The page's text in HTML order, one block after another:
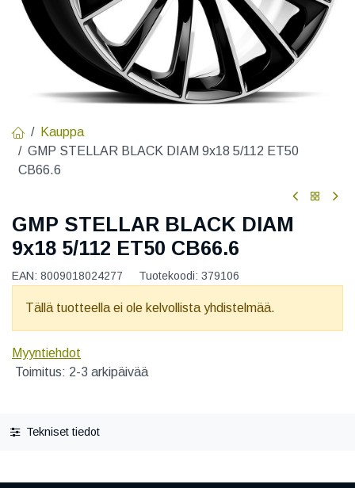
Kauppa
GMP STELLAR BLACK DIAM 9x18 5/112 ET50
CB66.6
GMP STELLAR BLACK DIAM
9x18 5/112 ET50 CB66.6
EAN: 8009018024277 Tuotekoodi: 379106
Tällä tuotteella ei ole kelvollista yhdistelmää.
Myyntiehdot
Toimitus: 2-3 arkipäivää
Tekniset tiedot